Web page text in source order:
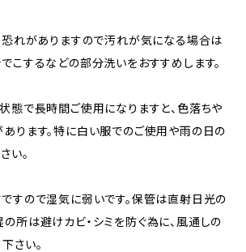
恐れがありますので汚れが気になる場合は
こするなどの部分洗いをおすすめします。
態で長時間ご使用になりますと、色落ちや
ります。特に白い服でのご使用や雨の日の
い。
すので湿気に弱いです。保管は直射日光の
所は避けカビ・シミを防ぐ為に、風通しの
さい。